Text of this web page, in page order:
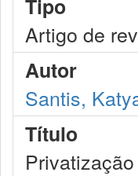
Tipo
Artigo de
Autor
Santis,
Título